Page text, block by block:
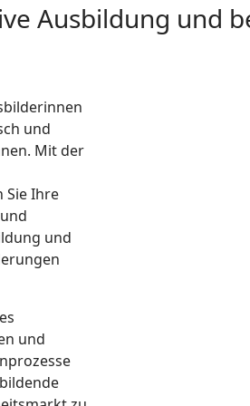
Ausbildung und
und
Mit der
Sie Ihre
und
und